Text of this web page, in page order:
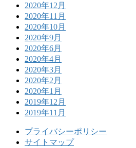
2020年12月
2020年11月
2020年10月
2020年9月
2020年6月
2020年4月
2020年3月
2020年2月
2020年1月
2019年12月
2019年11月
プライバシーポリシー
サイトマップ